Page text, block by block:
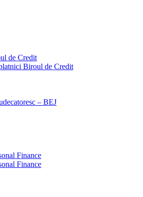
de Credit
Biroul de Credit
– BEJ
Finance
Finance